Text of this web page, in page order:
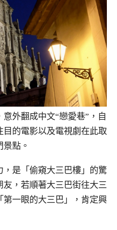
外翻成中文“戀愛巷”，自
的電影以及電視劇在此取
點。
是「偷窺大三巴樓」的驚
，若順著大三巴街往大三
第一眼的大三巴」，肯定興